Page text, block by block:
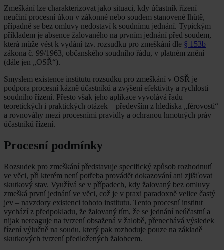
Zmeškání lze charakterizovat jako situaci, kdy účastník řízení
neučiní procesní úkon v zákonné nebo soudem stanovené lhůtě,
případně se bez omluvy nedostaví k soudnímu jednání. Typickým
příkladem je absence žalovaného na prvním jednání před soudem,
která může vést k vydání tzv. rozsudku pro zmeškání dle § 153b
zákona č. 99/1963, občanského soudního řádu, v platném znění
(dále jen „OSŘ“).
Smyslem existence institutu rozsudku pro zmeškání v OSŘ je
podpora procesní kázně účastníků a zvýšení efektivity a rychlosti
soudního řízení. Přesto však jeho aplikace vyvolává řadu
teoretických i praktických otázek – především z hlediska „férovosti“
a rovnováhy mezi procesními pravidly a ochranou hmotných práv
účastníků řízení.
Procesní podmínky
Rozsudek pro zmeškání představuje specifický způsob rozhodnutí
ve věci, při kterém není potřeba provádět dokazování ani zjišťovat
skutkový stav. Využívá se v případech, kdy žalovaný bez omluvy
zmešká první jednání ve věci, což je v praxi paradoxně velice častý
jev – navzdory existenci tohoto institutu. Tento procesní institut
vychází z předpokladu, že žalovaný tím, že se jednání neúčastní a
nijak nereaguje na tvrzení obsažená v žalobě, přenechává výsledek
řízení výlučně na soudu, který pak rozhoduje pouze na základě
skutkových tvrzení předložených žalobcem.